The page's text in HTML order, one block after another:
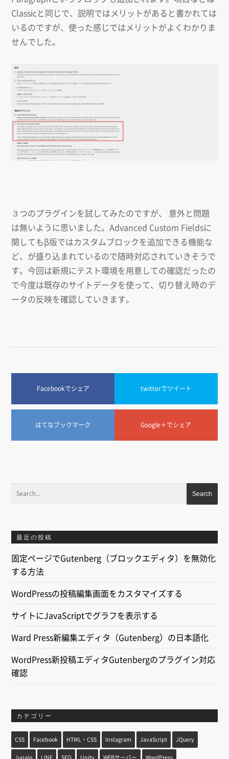
Classicと同じで、説明ではメリットがあると書かれては
いるのですが、使った感じではメリットがよくわかりま
せんでした。
３つのプラグインを試してみたのですが、 意外と問題
は無いように思いました。Advanced Custom Fieldsに
関してもβ版ではカスタムブロックを追加できる機能な
ど、が盛り込まれているので随時対応されていきそうで
す。今回は新規にテスト環境を用意しての確認だったの
で今度は既存のサイトデータを使って、切り替え時のデ
ータの反映を確認していきます。
Facebookでシェア twitterでツイート
はてなブックマーク Google＋でシェア
最近の投稿
固定ページでGutenberg（ブロックエディタ）を無効化
する方法
WordPressの投稿編集画面をカスタマイズする
サイトにJavaScriptでグラフを表示する
Ward Press新編集エディタ（Gutenberg）の日本語化
WordPress新投稿エディタGutenbergのプラグイン対応
確認
カテゴリー
CSS Facebook HTML・CSS Instagram JavaScript JQuery
Junaio LINE SEO Unity WEBサーバー WordPress